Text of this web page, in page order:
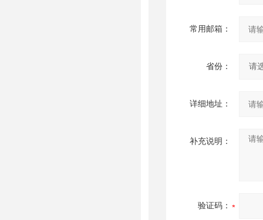
常用邮箱：
省份：
详细地址：
补充说明：
验证码：